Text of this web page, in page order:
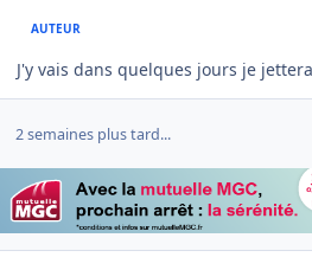
AUTEUR
J'y vais dans quelques jours je
2 semaines plus tard...